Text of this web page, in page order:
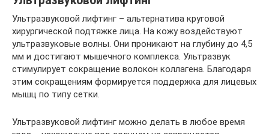
Ультразвуковой лифтинг – альтернатива круговой
хирургической подтяжке лица. На кожу воздействуют
ультразвуковые волны. Они проникают на глубину до 4,5
мм и достигают мышечного комплекса. Ультразвук
стимулирует сокращение волокон коллагена. Благодаря
этим сокращениям формируется поддержка для лицевых
мышц по типу сетки.
Ультразвуковой лифтинг можно делать в любое время